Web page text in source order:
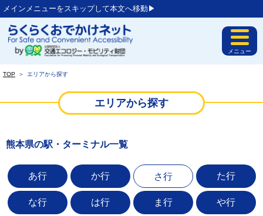
メインメニューをスキップして本文へ移動▶︎
メニュー
TOP ＞ エリアから探す
エリアから探す
熊本県の駅・ターミナル一覧
あ行 か行 さ行 た行
な行 は行 ま行 や行